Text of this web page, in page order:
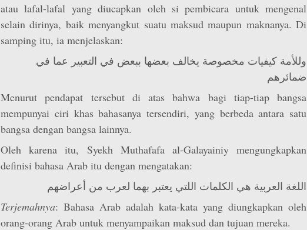
atau lafal-lafal yang diucapkan oleh si pembicara untuk mengenal
selain dirinya, baik menyangkut suatu maksud maupun maknanya. Di
samping itu, ia menjelaskan:
وللأمة كيفيات مخصوصة يخالف بعضها ببعض في التعبير عما في
ضمائرهم
Menurut pendapat tersebut di atas bahwa bagi tiap-tiap bangsa
mempunyai ciri khas bahasanya tersendiri, yang berbeda antara satu
bangsa dengan bangsa lainnya.
Oleh karena itu, Syekh Muthafafa al-Galayainiy mengungkapkan
definisi bahasa Arab itu dengan mengatakan:
اللغة العربية هي الكلمات اللتي يعتبر بهما لعرب من أعراضهم
Terjemahnya: Bahasa Arab adalah kata-kata yang diungkapkan oleh
orang-orang Arab untuk menyampaikan maksud dan tujuan mereka.